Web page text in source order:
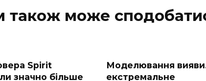
також може
Spirit
значно більше
Моделювання
екстремальне